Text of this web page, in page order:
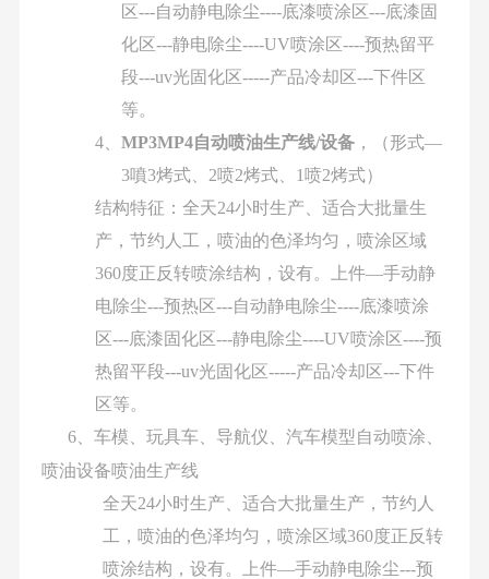
区---自动静电除尘----底漆喷涂区---底漆固
化区---静电除尘----UV喷涂区----预热留平
段---uv光固化区-----产品冷却区---下件区
等。
4、 MP3MP4自动喷油生产线/设备，（形式—
3噴3烤式、 2喷2烤式、 1 喷2烤式）
结构特征：全天24小时生产、适合大批量生
产，节约人工，喷油的色泽均匀，喷涂区域
360度正反转喷涂结构，设有。上件—手动静
电除尘---预热区---自动静电除尘----底漆喷涂
区---底漆固化区---静电除尘----UV喷涂区----预
热留平段---uv光固化区-----产品冷却区---下件
区等。
6、车模、玩具车、导航仪、汽车模型自动喷涂、
喷油设备喷油生产线
全天24小时生产、适合大批量生产，节约人
工，喷油的色泽均匀，喷涂区域360度正反转
喷涂结构，设有。上件—手动静电除尘---预